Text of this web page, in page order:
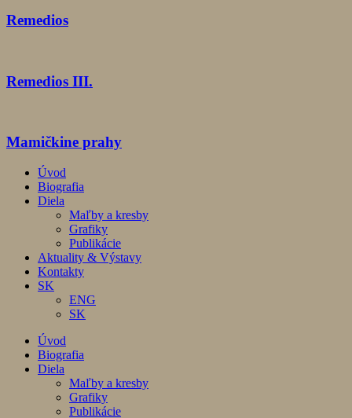
Remedios
Remedios III.
Mamičkine prahy
Úvod
Biografia
Diela
Maľby a kresby
Grafiky
Publikácie
Aktuality & Výstavy
Kontakty
SK
ENG
SK
Úvod
Biografia
Diela
Maľby a kresby
Grafiky
Publikácie